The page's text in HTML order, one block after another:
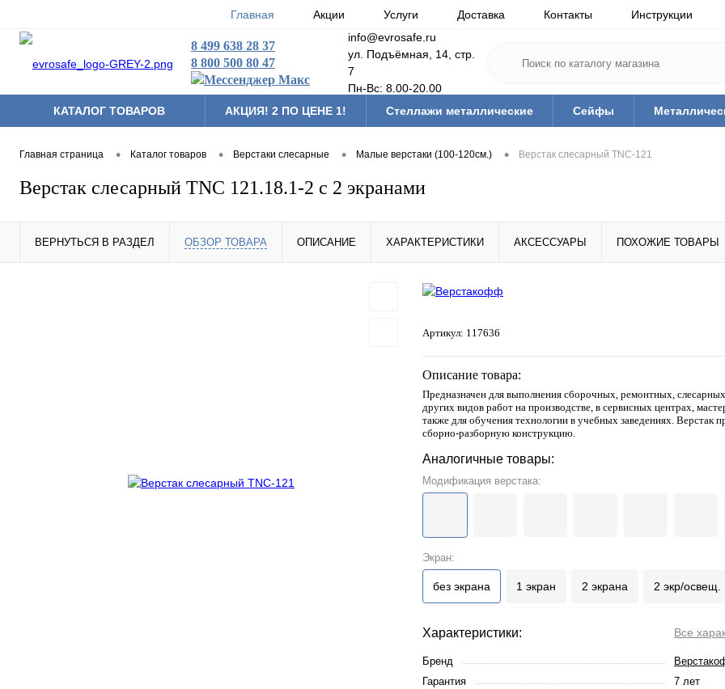
Главная Акции Услуги Доставка Контакты Инструкции
8 499 638 28 37
8 800 500 80 47
info@evrosafe.ru
ул. Подъёмная, 14, стр.
7
Пн-Вс: 8.00-20.00
КАТАЛОГ ТОВАРОВ
АКЦИЯ! 2 ПО ЦЕНЕ 1! Стеллажи металлические Сейфы
Главная страница • Каталог товаров • Верстаки слесарные • Малые верстаки (100-120см.) • Верстак слесарный TNC-121
Верстак слесарный TNC 121.18.1-2 с 2 экранами
ВЕРНУТЬСЯ В РАЗДЕЛ ОБЗОР ТОВАРА ОПИСАНИЕ ХАРАКТЕРИСТИКИ АКСЕССУАРЫ ПОХОЖИЕ ТОВАРЫ
Артикул: 117636
Описание товара:
Предназначен для выполнения сборочных, ремонтных,
других видов работ на производстве, в сервисных центрах,
также для обучения технологии в учебных заведениях. Верстак
сборно-разборную конструкцию.
Аналогичные товары:
Модификация верстака:
Экран:
без экрана 1 экран 2 экрана 2 экр/освещ.
Характеристики: Все
Бренд
Гарантия
7 лет